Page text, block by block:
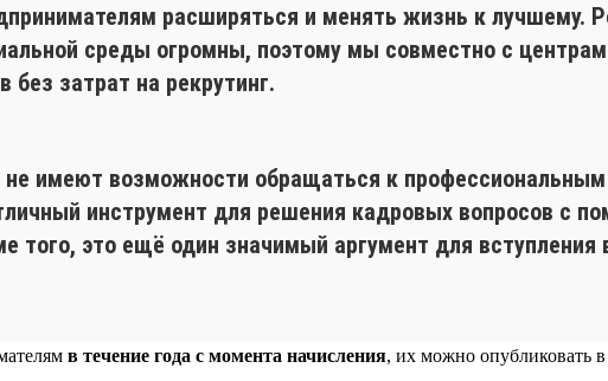
расширяться и менять жизнь к лучшему.
среды огромны, поэтому мы совместно с
затрат на рекрутинг.
имеют возможности обращаться к профессиональным
инструмент для решения кадровых вопросов с
того, это ещё один значимый аргумент для вступления
в течение года с момента начисления, их можно опубликовать